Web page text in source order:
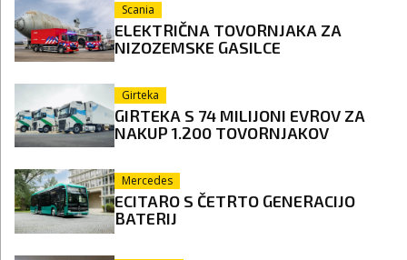
Scania
ELEKTRIČNA TOVORNJAKA ZA
NIZOZEMSKE GASILCE
Girteka
GIRTEKA S 74 MILIJONI EVROV ZA
NAKUP 1.200 TOVORNJAKOV
Mercedes
ECITARO S ČETRTO GENERACIJO
BATERIJ